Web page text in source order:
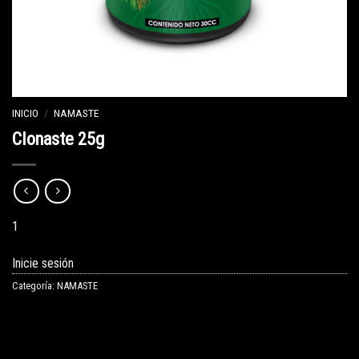
INICIO / NAMASTE
Clonaste 25g
1
Inicie sesión
Categoría: NAMASTE